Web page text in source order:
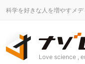
科学を好きな人を増やすメデ
Love science ,